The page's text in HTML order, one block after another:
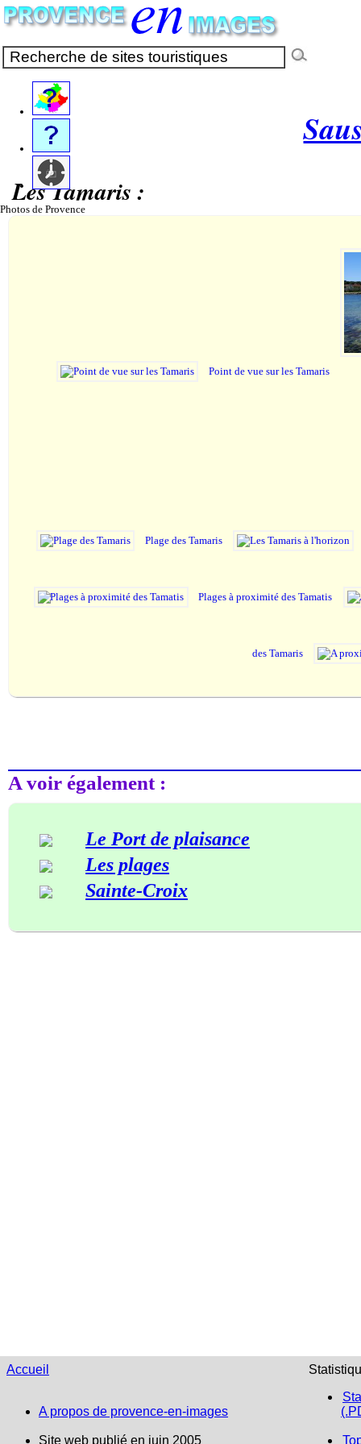
Photos de Provence
Les Tamaris :
Point de vue sur les Tamaris
Plage des Tamaris
Plages à proximité des Tamatis
des Tamaris
A voir également :
Le Port de plaisance
Les plages
Sainte-Croix
Accueil
A propos de provence-en-images
Site web publié en juin 2005